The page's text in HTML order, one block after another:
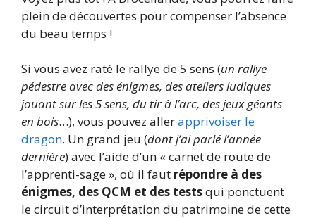
plein de découvertes pour compenser l’absence
du beau temps !
Si vous avez raté le rallye de 5 sens (un rallye
pédestre avec des énigmes, des ateliers ludiques
jouant sur les 5 sens, du tir à l’arc, des jeux géants
en bois…), vous pouvez allerapprivoiser le
dragon. Un grand jeu (dont j’ai parlé l’année
dernière) avec l’aide d’un « carnet de route de
l’apprenti-sage », où il faut répondre à des
énigmes, des QCM et des testsqui ponctuent
le circuit d’interprétation du patrimoine de cette